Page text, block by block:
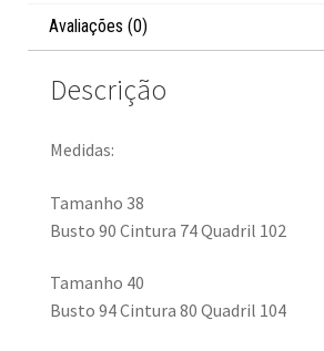
Avaliações (0)
Descrição
Medidas:
Tamanho 38
Busto 90 Cintura 74 Quadril 102
Tamanho 40
Busto 94 Cintura 80 Quadril 104